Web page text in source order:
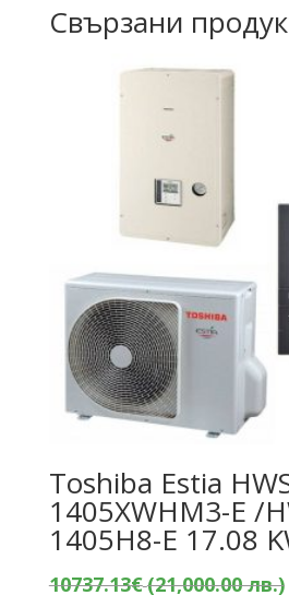
Свързани
Toshiba Estia
1405XWHM3-E /
1405H8-E 17.08
10737.13€(21,000.00 лв.)